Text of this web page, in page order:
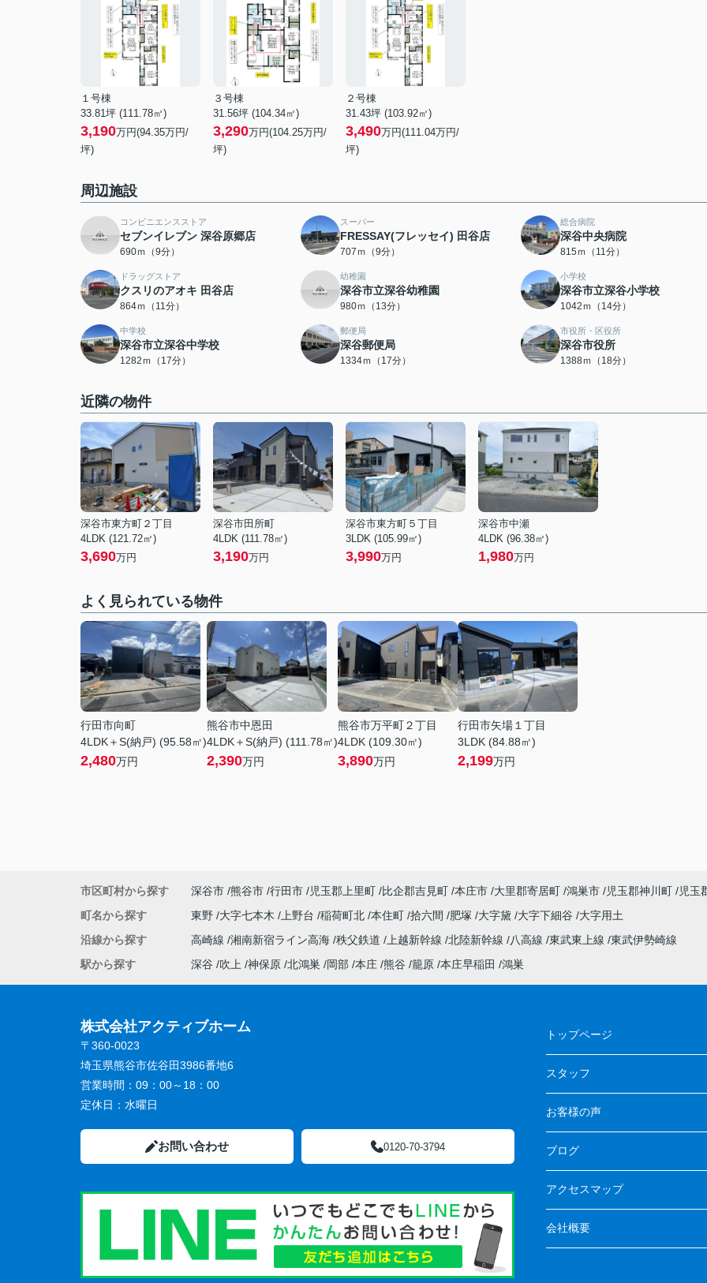
１号棟
33.81坪 (111.78㎡)
3,190万円(94.35万円/
坪)
３号棟
31.56坪 (104.34㎡)
3,290万円(104.25万円/
坪)
２号棟
31.43坪 (103.92㎡)
3,490万円(111.04万円/
坪)
周辺施設
コンビニエンスストア
セブンイレブン 深谷原郷店
690ｍ（9分）
スーパー
FRESSAY(フレッセイ) 田谷店
707ｍ（9分）
総合病院
深谷中央病院
815ｍ（11分）
ドラッグストア
クスリのアオキ 田谷店
864ｍ（11分）
幼稚園
深谷市立深谷幼稚園
980ｍ（13分）
小学校
深谷市立深谷小学校
1042ｍ（14分）
中学校
深谷市立深谷中学校
1282ｍ（17分）
郵便局
深谷郵便局
1334ｍ（17分）
市役所・区役所
深谷市役所
1388ｍ（18分）
近隣の物件
深谷市東方町２丁目
4LDK (121.72㎡)
3,690万円
深谷市田所町
4LDK (111.78㎡)
3,190万円
深谷市東方町５丁目
3LDK (105.99㎡)
3,990万円
深谷市中瀬
4LDK (96.38㎡)
1,980万円
よく見られている物件
行田市向町
4LDK＋S(納戸) (95.58㎡)
2,480万円
熊谷市中恩田
4LDK＋S(納戸) (111.78㎡)
2,390万円
熊谷市万平町２丁目
4LDK (109.30㎡)
3,890万円
行田市矢場１丁目
3LDK (84.88㎡)
2,199万円
市区町村から探す 深谷市 熊谷市 行田市 児玉郡上里町 比企郡吉見町 本庄市 大里郡寄居町 鴻巣市 児玉郡神川町
児玉
町名から探す
東野 大字七本木 上野台 稲荷町北 本住町 拾六間 肥塚 大字黛 大字下細谷
大字用土
沿線から探す
高崎線 湘南新宿ライン高海 秩父鉄道 上越新幹線 北陸新幹線 八高線 東武東上線 東武伊勢崎線
駅から探す
深谷 吹上 神保原 北鴻巣 岡部 本庄 熊谷 籠原 本庄早稲田 鴻巣
株式会社アクティブホーム
〒360-0023
埼玉県熊谷市佐谷田3986番地6
営業時間： 09：00～18：00
定休日： 水曜日
お問い合わせ 0120-70-3794
トップページ
スタッフ
お客様の声
ブログ
アクセスマップ
会社概要